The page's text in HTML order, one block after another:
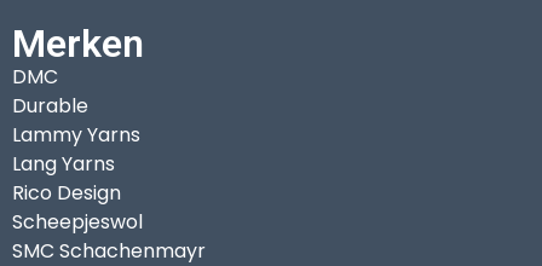
Merken
DMC
Durable
Lammy Yarns
Lang Yarns
Rico Design
Scheepjeswol
SMC Schachenmayr